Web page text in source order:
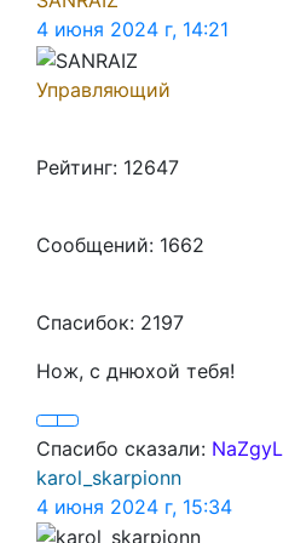
4 июня 2024 г, 14:21
Управляющий
Рейтинг: 12647
Сообщений: 1662
Спасибок: 2197
Нож, с днюхой тебя!
Спасибо сказали: NaZgyL
karol_skarpionn
4 июня 2024 г, 15:34